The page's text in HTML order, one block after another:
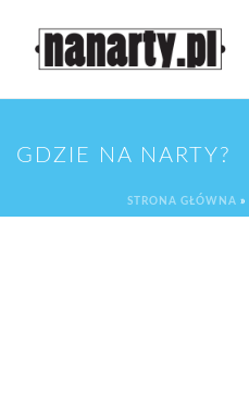
GDZIE NA NARTY?
STRONA GŁÓWNA »